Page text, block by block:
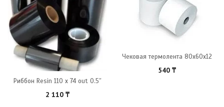
Риббон Resin 110 x 74 out 0.5″
2 110 ₸
Чековая термолента 80x60x12
540 ₸